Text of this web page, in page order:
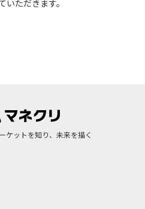
ただきます。
ケットを知り、未来を描く